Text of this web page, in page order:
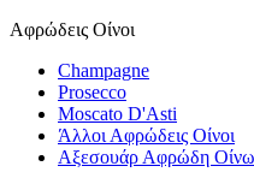
Αφρώδεις Οίνοι
Champagne
Prosecco
Moscato D'Asti
Άλλοι Αφρώδεις Οίνοι
Αξεσουάρ Αφρώδη